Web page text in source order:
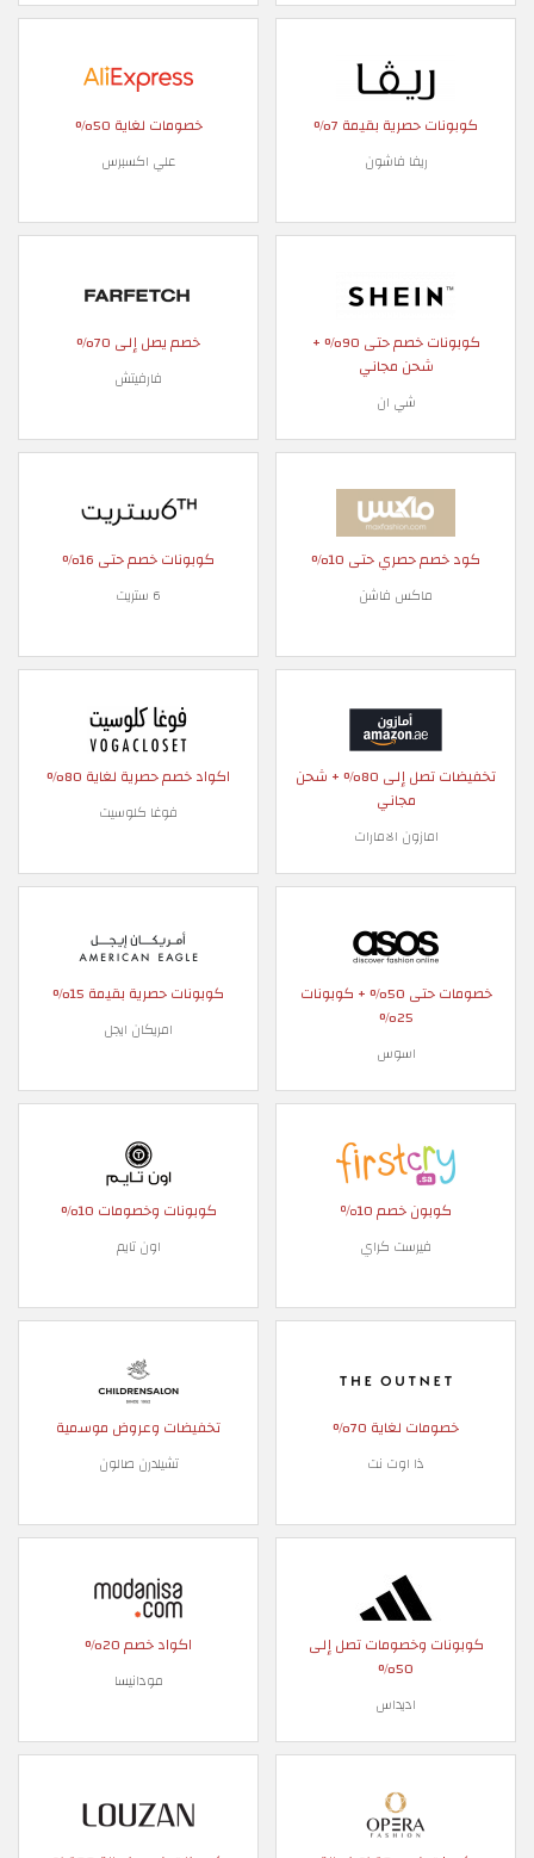
كوبونات حصرية بقيمة 7%
ريفا فاشون
خصومات لغاية 50%
علي اكسبرس
كوبونات خصم حتى 90% +
شحن مجاني
شي ان
خصم يصل إلى 70%
فارفيتش
كود خصم حصري حتى 10%
ماكس فاشن
كوبونات خصم حتى 16%
6 ستريت
تخفيضات تصل إلى 80% + شحن
مجاني
امازون الامارات
اكواد خصم حصرية لغاية 80%
فوغا كلوسيت
خصومات حتى 50% + كوبونات
25%
اسوس
كوبونات حصرية بقيمة 15%
امريكان ايجل
كوبون خصم 10٪
فيرست كراي
كوبونات وخصومات 10%
اون تايم
خصومات لغاية 70%
ذا اوت نت
تخفيضات وعروض موسمية
تشيلدرن صالون
كوبونات وخصومات تصل إلى
50%
اديداس
اكواد خصم 20%
مودانيسا